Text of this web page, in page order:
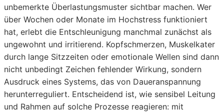
unbemerkte Überlastungsmuster sichtbar machen. Wer
über Wochen oder Monate im Hochstress funktioniert
hat, erlebt die Entschleunigung manchmal zunächst als
ungewohnt und irritierend. Kopfschmerzen, Muskelkater
durch lange Sitzzeiten oder emotionale Wellen sind dann
nicht unbedingt Zeichen fehlender Wirkung, sondern
Ausdruck eines Systems, das von Daueranspannung
herunterreguliert. Entscheidend ist, wie sensibel Leitung
und Rahmen auf solche Prozesse reagieren: mit